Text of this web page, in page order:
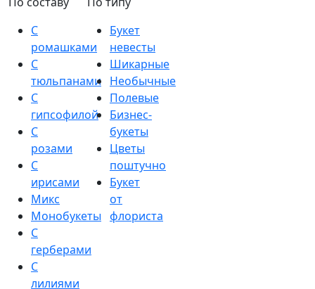
С
ромашками
С
тюльпанами
С
гипсофилой
С
розами
С
ирисами
Микс
Монобукеты
С
герберами
С
лилиями
Букет
невесты
Шикарные
Необычные
Полевые
Бизнес-
букеты
Цветы
поштучно
Букет
от
флориста